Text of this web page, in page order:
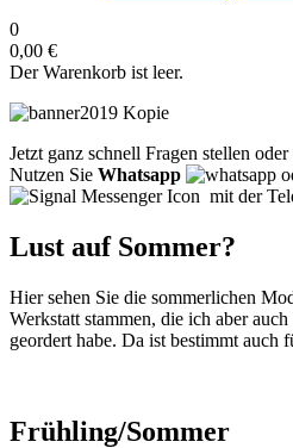
0
0,00 €
Der Warenkorb ist leer.
Jetzt ganz schnell Fragen stellen oder
Nutzen Sie Whatsapp
mit der
Lust auf Sommer?
Hier sehen Sie die sommerlichen
Werkstatt stammen, die ich aber
geordert habe. Da ist bestimmt auch
Frühling/Sommer